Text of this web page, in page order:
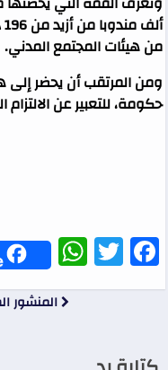
من هيئات المجتمع المدني.
حكومة، للتعبير عن الالتزام
Facebook
Twitter
المنشور